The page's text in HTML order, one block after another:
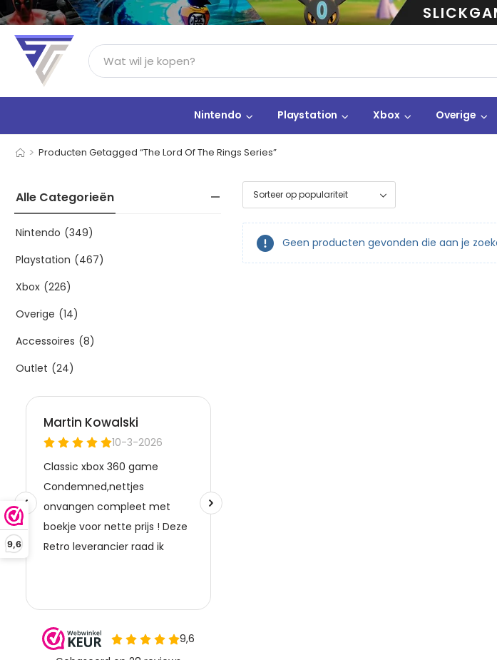
9,6
Nintendo Playstation Xbox Overige
> Producten Getagged “The Lord Of The Rings Series”
Alle Categorieën
Nintendo (349)
Playstation (467)
Xbox (226)
Overige (14)
Accessoires (8)
Outlet (24)
Geen producten gevonden die aan je